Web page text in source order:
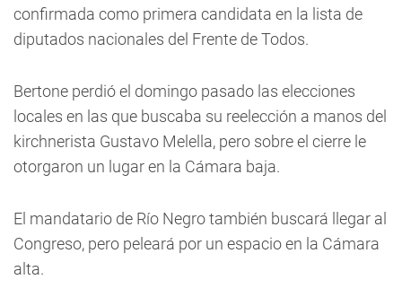
confirmada como primera candidata en la lista de
diputados nacionales del Frente de Todos.
Bertone perdió el domingo pasado las elecciones
locales en las que buscaba su reelección a manos del
kirchnerista Gustavo Melella, pero sobre el cierre le
otorgaron un lugar en la Cámara baja.
El mandatario de Río Negro también buscará llegar al
Congreso, pero peleará por un espacio en la Cámara
alta.